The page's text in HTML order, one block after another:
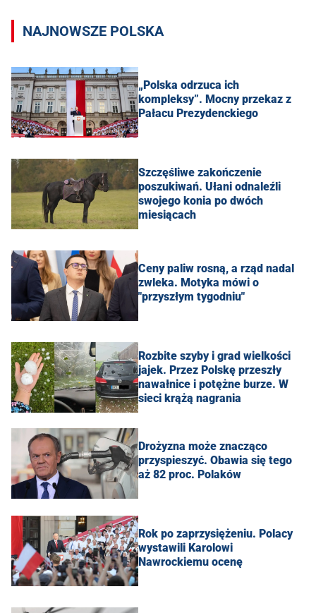
NAJNOWSZE POLSKA
„Polska odrzuca ich
kompleksy”. Mocny przekaz z
Pałacu Prezydenckiego
Szczęśliwe zakończenie
poszukiwań. Ułani odnaleźli
swojego konia po dwóch
miesiącach
Ceny paliw rosną, a rząd nadal
zwleka. Motyka mówi o
"przyszłym tygodniu"
Rozbite szyby i grad wielkości
jajek. Przez Polskę przeszły
nawałnice i potężne burze. W
sieci krążą nagrania
Drożyzna może znacząco
przyspieszyć. Obawia się tego
aż 82 proc. Polaków
Rok po zaprzysiężeniu. Polacy
wystawili Karolowi
Nawrockiemu ocenę